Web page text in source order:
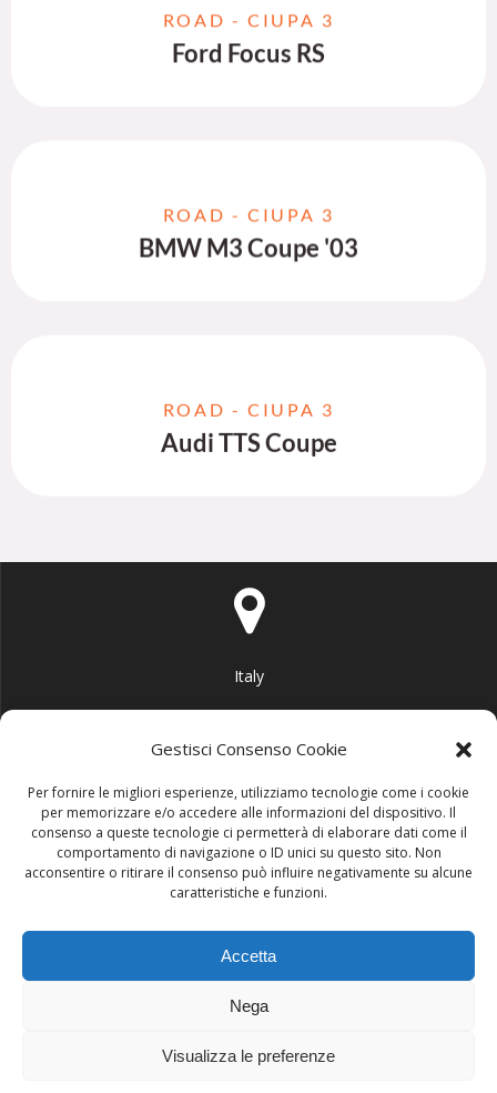
Gestisci Consenso Cookie
Per fornire le migliori esperienze, utilizziamo tecnologie come i cookie
per memorizzare e/o accedere alle informazioni del dispositivo. Il
consenso a queste tecnologie ci permetterà di elaborare dati come il
comportamento di navigazione o ID unici su questo sito. Non
acconsentire o ritirare il consenso può influire negativamente su alcune
caratteristiche e funzioni.
Accetta
Nega
Visualizza le preferenze
ROAD - CIUPA 3
Ford Focus RS
ROAD - CIUPA 3
BMW M3 Coupe '03
ROAD - CIUPA 3
Audi TTS Coupe
Italy
info@area51garage.it